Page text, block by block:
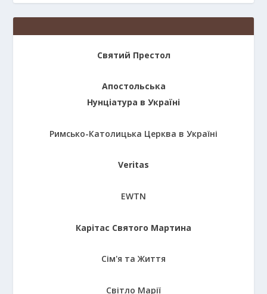
Святий Престол
Апостольська
Нунціатура в Україні
Римсько-Католицька Церква в Україні
Veritas
EWTN
Карітас Святого Мартина
Сім'я та Життя
Світло Марії